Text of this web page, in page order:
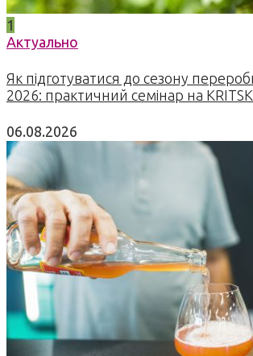
1
Актуально
Як підготуватися до сезону
2026: практичний семінар на
06.08.2026